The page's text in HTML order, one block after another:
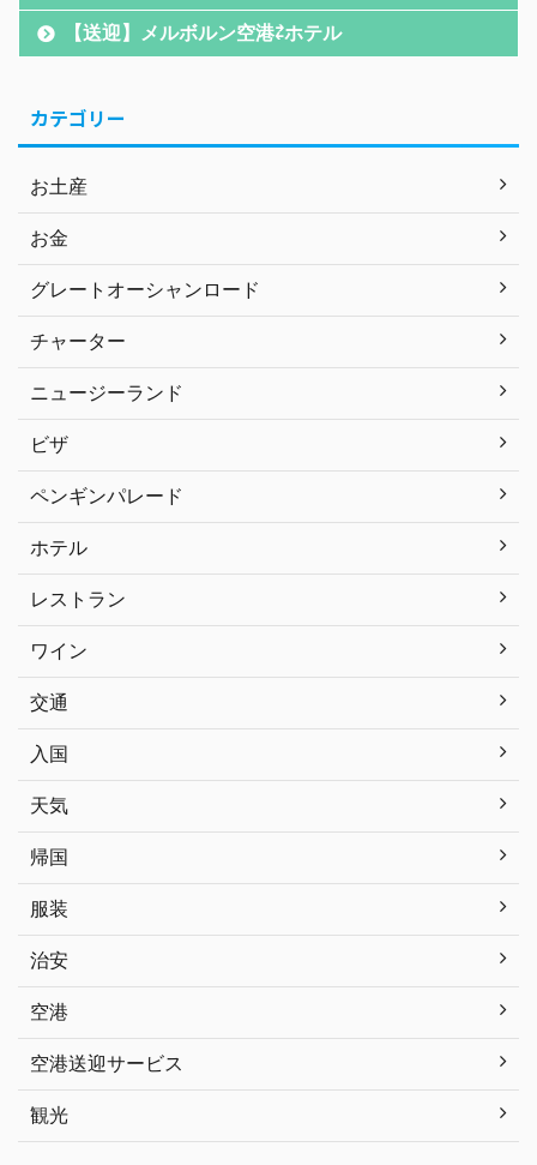
【送迎】メルボルン空港⇄ホテル
カテゴリー
お土産
お金
グレートオーシャンロード
チャーター
ニュージーランド
ビザ
ペンギンパレード
ホテル
レストラン
ワイン
交通
入国
天気
帰国
服装
治安
空港
空港送迎サービス
観光